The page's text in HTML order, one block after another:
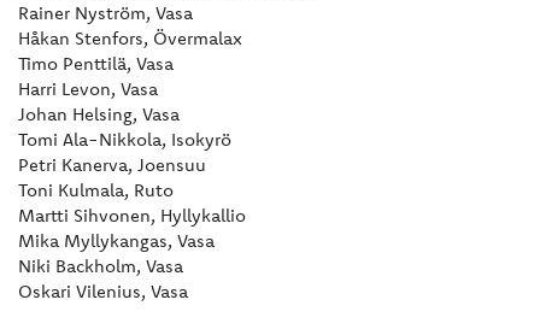
Rainer Nyström, Vasa
Håkan Stenfors, Övermalax
Timo Penttilä, Vasa
Harri Levon, Vasa
Johan Helsing, Vasa
Tomi Ala-Nikkola, Isokyrö
Petri Kanerva, Joensuu
Toni Kulmala, Ruto
Martti Sihvonen, Hyllykallio
Mika Myllykangas, Vasa
Niki Backholm, Vasa
Oskari Vilenius, Vasa